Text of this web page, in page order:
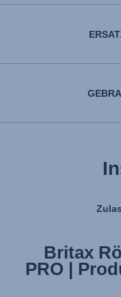
Britax
PRO |
Britax